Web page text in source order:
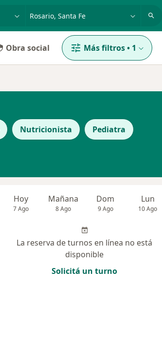
Obra social Más filtros• 1
Nutricionista Pediatra
Hoy
7 Ago
Mañana
8 Ago
Dom
9 Ago
Lun
10 Ago
La reserva de turnos en línea no está
disponible
Solicitá un turno